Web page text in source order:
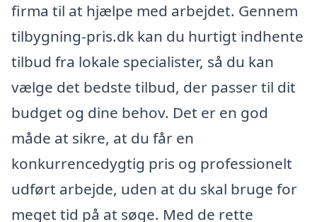
firma til at hjælpe med arbejdet. Gennem
tilbygning-pris.dk kan du hurtigt indhente
tilbud fra lokale specialister, så du kan
vælge det bedste tilbud, der passer til dit
budget og dine behov. Det er en god
måde at sikre, at du får en
konkurrencedygtig pris og professionelt
udført arbejde, uden at du skal bruge for
meget tid på at søge. Med de rette